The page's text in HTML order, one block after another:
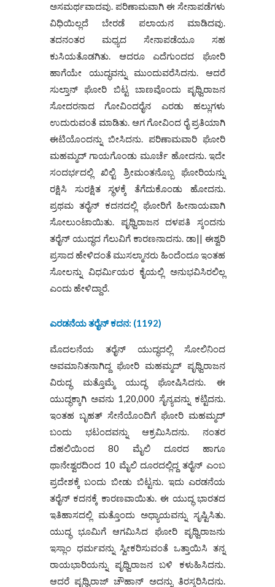
ಅಸಮರ್ಥವಾದವು. ಪರಿಣಾಮವಾಗಿ ಈ ಸೇನಾಪಡೆಗಳು
ವಿಧಿಯಿಲ್ಲದೆ ಬೇರಡೆ ಪಲಾಯನ ಮಾಡಿದವು.
ತದನಂತರ ಮಧ್ಯದ ಸೇನಾಪಡೆಯೂ ಸಹ
ಕುಸಿಯತೊಡಗಿತು. ಆದರೂ ಎದೆಗುಂದದ ಘೋರಿ
ಹಾಗೆಯೇ ಯುದ್ಧವನ್ನು ಮುಂದುವರೆಸಿದನು. ಆದರೆ
ಸುಲ್ತಾನ್ ಘೋರಿ ಬಿಟ್ಟ ಬಾಣವೊಂದು ಪೃಥ್ವಿರಾಜನ
ಸೋದರನಾದ ಗೋವಿಂದರೈನ ಎರಡು ಹಲ್ಲುಗಳು
ಉದುರುವಂತೆ ಮಾಡಿತು. ಆಗ ಗೋವಿಂದ ರೈ ಪ್ರತಿಯಾಗಿ
ಈಟಿಯೊಂದನ್ನು ಬೀಸಿದನು. ಪರಿಣಾಮವಾರಿ ಘೋರಿ
ಮಹಮ್ಮದ್ ಗಾಯಗೊಂಡು ಮೂರ್ಚೆ ಹೋದನು. ಇದೇ
ಸಂದರ್ಭದಲ್ಲಿ ಖಿಲ್ಟಿ ಶ್ರೀಮಂತನೊಬ್ಬ ಘೋರಿಯನ್ನು
ರಕ್ಷಿಸಿ ಸುರಕ್ಷಿತ ಸ್ಥಳಕ್ಕೆ ತೆಗೆದುಕೊಂಡು ಹೋದನು.
ಪ್ರಥಮ ತರೈನ್ ಕದನದಲ್ಲಿ ಘೋರಿಗೆ ಹೀನಾಯವಾಗಿ
ಸೋಲುಂಟಾಯಿತು. ಪೃಥ್ವಿರಾಜನ ದಳಪತಿ ಸ್ಕಂದನು
ತರೈನ್ ಯುದ್ಧದ ಗೆಲುವಿಗೆ ಕಾರಣನಾದನು. ಡಾ|| ಈಶ್ವರಿ
ಪ್ರಸಾದ ಹೇಳಿದಂತೆ ಮುಸಲ್ಮಾನರು ಹಿಂದೆಂದೂ ಇಂತಹ
ಸೋಲನ್ನು ವಿಧರ್ಮಿಯರ ಕೈಯಲ್ಲಿ ಅನುಭವಿಸಿರಲಿಲ್ಲ
ಎಂದು ಹೇಳಿದ್ದಾರೆ.
ಎರಡನೆಯ ತರೈನ್ ಕದನ: (1192)
ಮೊದಲನೆಯ ತರೈನ್ ಯುದ್ಧದಲ್ಲಿ ಸೋಲಿನಿಂದ
ಅವಮಾನಿತನಾಗಿದ್ದ ಘೋರಿ ಮಹಮ್ಮದ್ ಪೃಥ್ವಿರಾಜನ
ವಿರುದ್ಧ ಮತ್ತೊಮ್ಮೆ ಯುದ್ಧ ಘೋಷಿಸಿದನು. ಈ
ಯುದ್ಧಕ್ಕಾಗಿ ಅವನು 1,20,000 ಸೈನ್ಯವನ್ನು ಕಟ್ಟಿದನು.
ಇಂತಹ ಬೃಹತ್ ಸೇನೆಯೊಂದಿಗೆ ಘೋರಿ ಮಹಮ್ಮದ್
ಬಂದು ಭಟಂದವನ್ನು ಆಕ್ರಮಿಸಿದನು. ನಂತರ
ದೆಹಲಿಯಿಂದ 80 ಮೈಲಿ ದೂರದ ಹಾಗೂ
ಥಾನೇಶ್ವರದಿಂದ 10 ಮೈಲಿ ದೂರದಲ್ಲಿದ್ದ ತರೈನ್ ಎಂಬ
ಪ್ರದೇಶಕ್ಕೆ ಬಂದು ಬೀಡು ಬಿಟ್ಟನು. ಇದು ಎರಡನೆಯ
ತರೈನ್ ಕದನಕ್ಕೆ ಕಾರಣವಾಯಿತು. ಈ ಯುದ್ಧ ಭಾರತದ
ಇತಿಹಾಸದಲ್ಲಿ ಮತ್ತೊಂದು ಅಧ್ಯಾಯವನ್ನು ಸೃಷ್ಟಿಸಿತು.
ಯುದ್ಧ ಭೂಮಿಗೆ ಆಗಮಿಸಿದ ಘೋರಿ ಪೃಥ್ವಿರಾಜನು
ಇಸ್ಲಾಂ ಧರ್ಮವನ್ನು ಸ್ವೀಕರಿಸುವಂತೆ ಒತ್ತಾಯಿಸಿ ತನ್ನ
ರಾಯಭಾರಿಯನ್ನು ಪೃಥ್ವಿರಾಜನ ಬಳಿ ಕಳುಹಿಸಿದನು.
ಆದರೆ ಪೃಥ್ವಿರಾಜ್‌ ಚೌಹಾನ್ ಅದನ್ನು ತಿರಸ್ಕರಿಸಿದನು.